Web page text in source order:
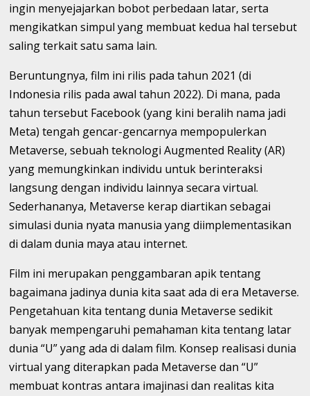
ingin menyejajarkan bobot perbedaan latar, serta
mengikatkan simpul yang membuat kedua hal tersebut
saling terkait satu sama lain.
Beruntungnya, film ini rilis pada tahun 2021 (di
Indonesia rilis pada awal tahun 2022). Di mana, pada
tahun tersebut Facebook (yang kini beralih nama jadi
Meta) tengah gencar-gencarnya mempopulerkan
Metaverse, sebuah teknologi Augmented Reality (AR)
yang memungkinkan individu untuk berinteraksi
langsung dengan individu lainnya secara virtual.
Sederhananya, Metaverse kerap diartikan sebagai
simulasi dunia nyata manusia yang diimplementasikan
di dalam dunia maya atau internet.
Film ini merupakan penggambaran apik tentang
bagaimana jadinya dunia kita saat ada di era Metaverse.
Pengetahuan kita tentang dunia Metaverse sedikit
banyak mempengaruhi pemahaman kita tentang latar
dunia “U” yang ada di dalam film. Konsep realisasi dunia
virtual yang diterapkan pada Metaverse dan “U”
membuat kontras antara imajinasi dan realitas kita